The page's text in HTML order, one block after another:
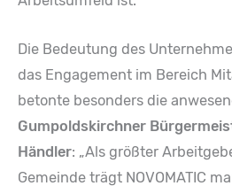
Die Bedeutung des
das Engagement im Bereich
betonte besonders die
Gumpoldskirchner
Händler: „Als größter
Gemeinde trägt NOVOMATIC